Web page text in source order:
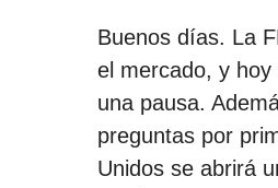
Buenos días. La
el mercado, y
una pausa.
preguntas por
Unidos se abrirá